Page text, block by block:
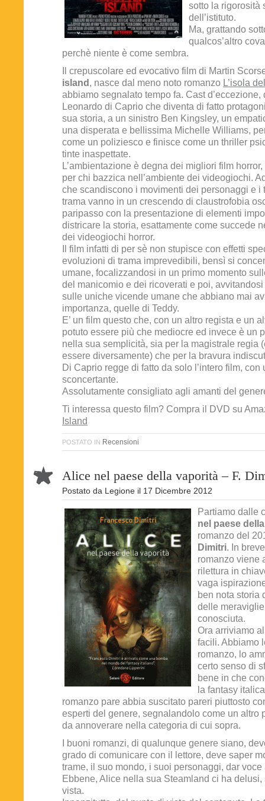
sotto la rigorosità
dell’istituto.
Ma, grattando
qualcos’altro
perchè niente è come sembra.
Il crepuscolare ed evocativo film di Martin
island , nasce dal meno noto romanzo L’isola
abbiamo segnalato tempo fa. Cast
Leonardo di Caprio che diventa di fatto
sua storia, a un sinistro Ben Kingsley, un
una disperata e bellissima Michelle Williams,
come un poliziesco e finisce come un thriller
tinte inaspettate.
L’ambientazione è degna dei migliori film
per chi bazzica nell’ambiente dei videogiochi.
che scandiscono i movimenti dei personaggi e i
trama vanno in un crescendo di claustrofobia
paripasso con la presentazione di elementi
districare la storia, esattamente come succede
dei videogiochi horror.
Il film infatti di per sè non stupisce con effetti
evoluzioni di trama imprevedibili, bensì si
umane, focalizzandosi in un primo momento
del manicomio e dei ricoverati e poi,
sulle uniche vicende umane che abbiano mai
importanza, quelle di Teddy.
E’ un film questo che, con un altro regista e un
potuto essere più che mediocre ed invece è un
nella sua semplicità, sia per la magistrale regia
essere diversamente) che per la bravura
Di Caprio regge di fatto da solo l’intero film, con
sconcertante.
Assolutamente consigliato agli amanti del
Ti interessa questo film? Compra il DVD su
Island
POSTATO IN Recensioni
Alice nel paese della vaporità – F.
Postato da Legione il 17 Dicembre 2012
Partiamo dalle
nel paese
romanzo del
Dimitri. In
romanzo viene
rilettura in
vaga
ben nota storia
delle
conosciuta.
Ora arriviamo
facili. Abbiamo
romanzo, lo
certo senso di
bene in che
la fantasy
romanzo pare abbia suscitato pareri piuttosto
esperti del genere, segnalandolo come un altro
da annoverare nella categoria di cui sopra.
I buoni romanzi, di qualunque genere siano,
grado di comunicare con il lettore, deve saper
trame, il suo mondo, i suoi personaggi, dar
Ebbene, Alice nella sua Steamland ci ha delusi,
vista.